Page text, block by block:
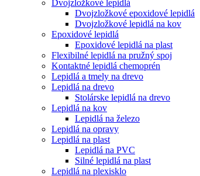
Dvojzložkové lepidlá
Dvojzložkové epoxidové lepidlá
Dvojzložkové lepidlá na kov
Epoxidové lepidlá
Epoxidové lepidlá na plast
Flexibilné lepidlá na pružný spoj
Kontaktné lepidlá chemoprén
Lepidlá a tmely na drevo
Lepidlá na drevo
Stolárske lepidlá na drevo
Lepidlá na kov
Lepidlá na železo
Lepidlá na opravy
Lepidlá na plast
Lepidlá na PVC
Silné lepidlá na plast
Lepidlá na plexisklo